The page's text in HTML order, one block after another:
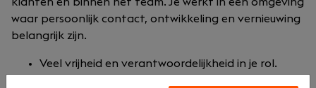
waar persoonlijk contact, ontwikkeling en vernieuwing
belangrijk zijn.
Veel vrijheid en verantwoordelijkheid in je rol.